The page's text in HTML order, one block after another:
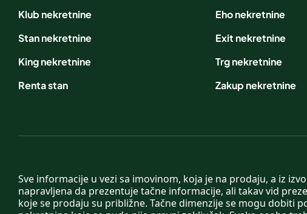
Sve informacije u vezi sa imovinom, koja je na prodaju, a iz
napravljena da prezentuje tačne informacije, ali takav vid
koje se prodaju su približne. Tačne dimenzije se mogu dobiti
Klub nekretnine
Eho nekretnine
Stan nekretnine
Exit nekretnine
King nekretnine
Trg nekretnine
Renta stan
Zakup nekretnine